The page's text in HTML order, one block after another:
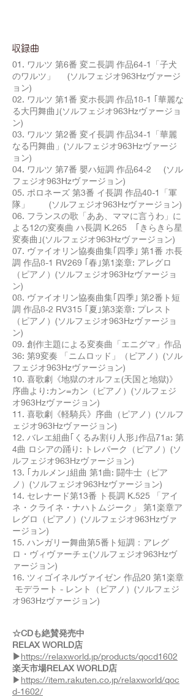
​収録曲
01. ワルツ 第6番 変ニ長調 作品64-1「子犬
のワルツ」 (ソルフェジオ963Hzヴァージ
ョン)
02. ワルツ 第1番 変ホ長調 作品18-1 ｢華麗な
る大円舞曲｣(ソルフェジオ963Hzヴァージョ
ン)
03. ワルツ 第2番 変イ長調 作品34-1「華麗
なる円舞曲」(ソルフェジオ963Hzヴァージ
ョン)
04. ワルツ 第7番 嬰ハ短調 作品64-2 (ソル
フェジオ963Hzヴァージョン)
05. ポロネーズ 第3番 イ長調 作品40-1「軍
隊」 (ソルフェジオ963Hzヴァージョン)
06. フランスの歌「ああ、ママに言うわ」に
よる12の変奏曲 ハ長調 K.265 ｢きらきら星
変奏曲｣(ソルフェジオ963Hzヴァージョン)
07. ヴァイオリン協奏曲集｢四季｣ 第1番 ホ長
調 作品8-1 RV269 ｢春｣第1楽章: アレグロ
（ピアノ）(ソルフェジオ963Hzヴァージョ
ン)
08. ヴァイオリン協奏曲集｢四季｣ 第2番ト短
調 作品8-2 RV315 ｢夏｣第3楽章: プレスト
（ピアノ）(ソルフェジオ963Hzヴァージョ
ン)
09. 創作主題による変奏曲「エニグマ」作品
36: 第9変奏 「ニムロッド」（ピアノ）(ソル
フェジオ963Hzヴァージョン)
10. 喜歌劇《地獄のオルフェ(天国と地獄)》
序曲より:カン=カン（ピアノ）(ソルフェジ
オ963Hzヴァージョン)
11. 喜歌劇《軽騎兵》序曲（ピアノ）(ソルフ
ェジオ963Hzヴァージョン)
12. バレエ組曲｢くるみ割り人形｣作品71a: 第
4曲 ロシアの踊り: トレパーク（ピアノ）(ソ
ルフェジオ963Hzヴァージョン)
13. ｢カルメン｣組曲 第1曲: 闘牛士（ピア
ノ）(ソルフェジオ963Hzヴァージョン)
14. セレナード第13番 ト長調 K.525 「アイ
ネ・クライネ・ナハトムジーク」 第1楽章ア
レグロ（ピアノ）(ソルフェジオ963Hzヴァ
ージョン)
15. ハンガリー舞曲第5番ト短調：アレグ
ロ・ヴィヴァーチェ(ソルフェジオ963Hzヴ
ァージョン)
16. ツィゴイネルヴァイゼン 作品20 第1楽章
モデラート - レント（ピアノ）(ソルフェジ
オ963Hzヴァージョン)
☆CDも絶賛発売中
RELAX WORLD店
▶https://relaxworld.jp/products/qocd1602
楽天市場RELAX WORLD店
▶ https://item.rakuten.co.jp/relaxworld/qoc
d-1602/